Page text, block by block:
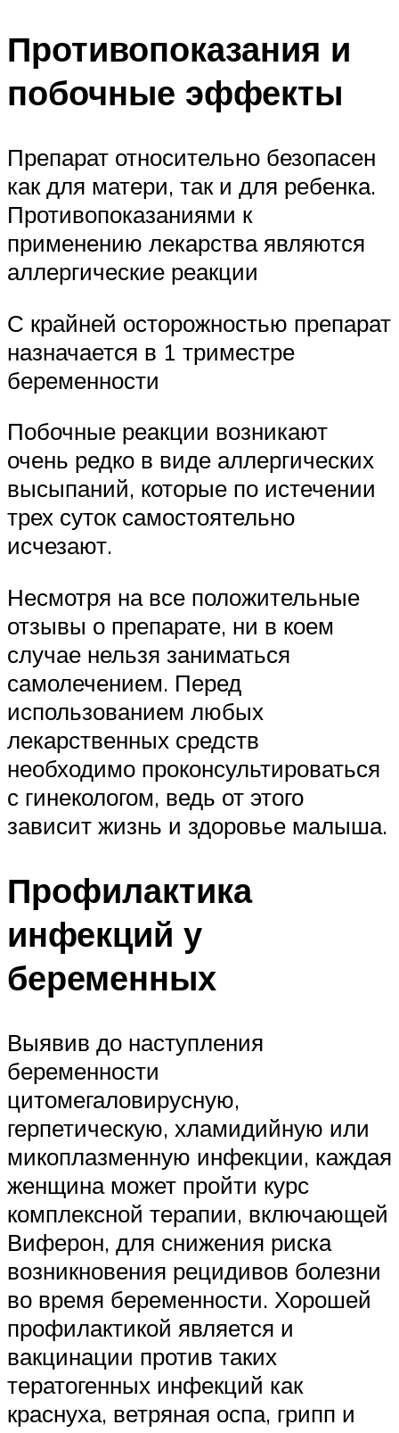
Противопоказания и
побочные эффекты
Препарат относительно безопасен
как для матери, так и для ребенка.
Противопоказаниями к
применению лекарства являются
аллергические реакции
С крайней осторожностью препарат
назначается в 1 триместре
беременности
Побочные реакции возникают
очень редко в виде аллергических
высыпаний, которые по истечении
трех суток самостоятельно
исчезают.
Несмотря на все положительные
отзывы о препарате, ни в коем
случае нельзя заниматься
самолечением. Перед
использованием любых
лекарственных средств
необходимо проконсультироваться
с гинекологом, ведь от этого
зависит жизнь и здоровье малыша.
Профилактика
инфекций у
беременных
Выявив до наступления
беременности
цитомегаловирусную,
герпетическую, хламидийную или
микоплазменную инфекции, каждая
женщина может пройти курс
комплексной терапии, включающей
Виферон, для снижения риска
возникновения рецидивов болезни
во время беременности. Хорошей
профилактикой является и
вакцинации против таких
тератогенных инфекций как
краснуха, ветряная оспа, грипп и